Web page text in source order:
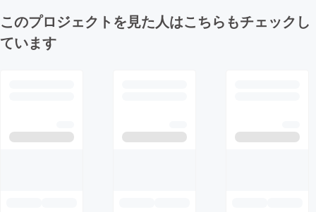
このプロジェクトを見た人はこちらもチェックし
ています